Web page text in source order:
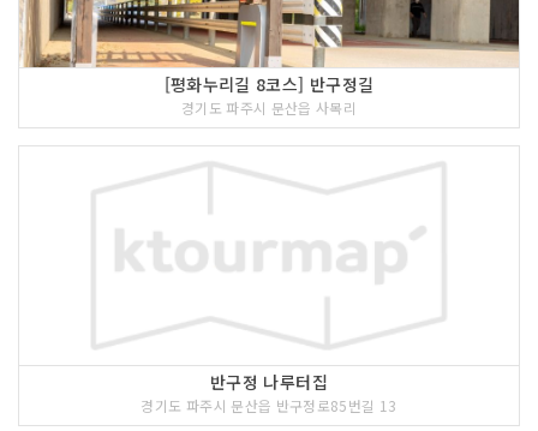
[평화누리길 8코스] 반구정길
경기도 파주시 문산읍 사목리
반구정 나루터집
경기도 파주시 문산읍 반구정로85번길 13